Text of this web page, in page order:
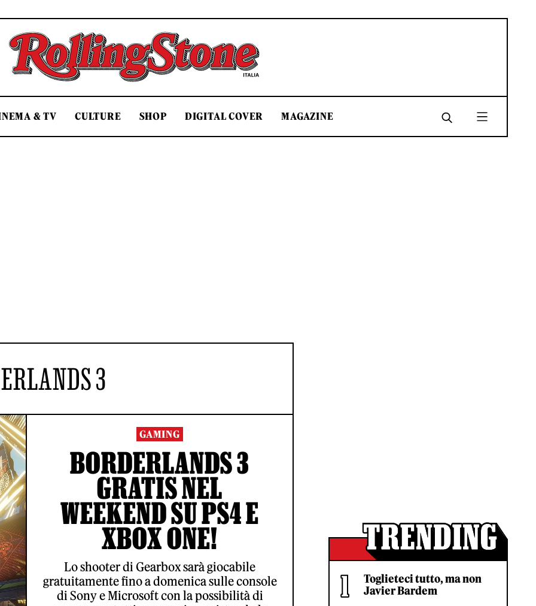
Rolling Stone Italia
& TV CULTURE SHOP DIGITAL COVER MAGAZINE
3
GAMING
BORDERLANDS 3
GRATIS NEL
WEEKEND SU PS4 E
XBOX ONE!
Lo shooter di Gearbox sarà giocabile
gratuitamente fino a domenica sulle console
di Sony e Microsoft con la possibilità di
Toglieteci tutto, ma non
Javier Bardem